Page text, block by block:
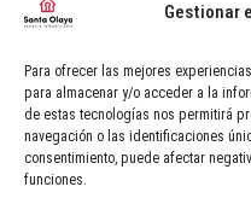
Gestionar
Para ofrecer las mejores
para almacenar y/o acceder a la
de estas tecnologías nos permitirá
navegación o las identificaciones
consentimiento, puede afectar
funciones.